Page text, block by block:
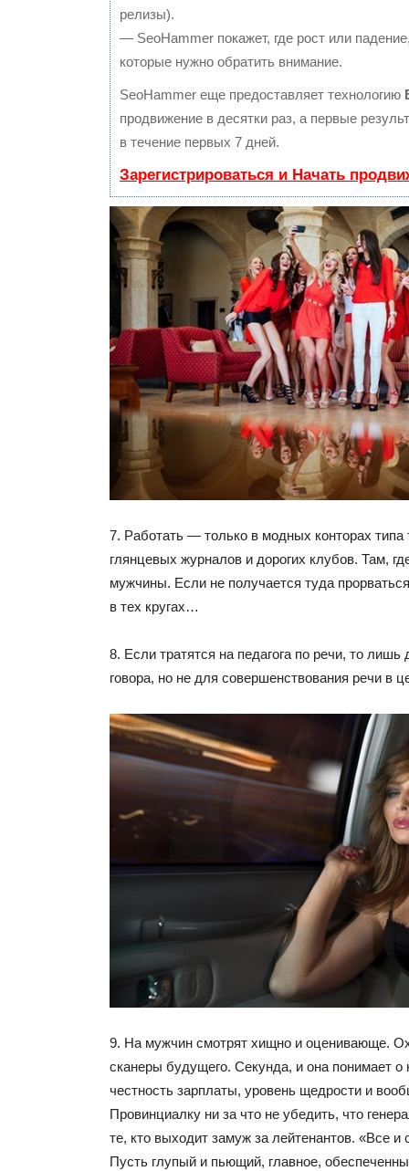
релизы).
— SeoHammer покажет, где рост или
которые нужно обратить внимание.
SeoHammer еще предоставляет технологию
продвижение в десятки раз, а первые
в течение первых 7 дней.
Зарегистрироваться и Начать
7. Работать — только в модных конторах типа
глянцевых журналов и дорогих клубов. Там,
мужчины. Если не получается туда
в тех кругах…
8. Если тратятся на педагога по речи, то лишь
говора, но не для совершенствования речи в
9. На мужчин смотрят хищно и оценивающе.
сканеры будущего. Секунда, и она понимает о
честность зарплаты, уровень щедрости и
Провинциалку ни за что не убедить, что
те, кто выходит замуж за лейтенантов. «Все и
Пусть глупый и пьющий, главное,